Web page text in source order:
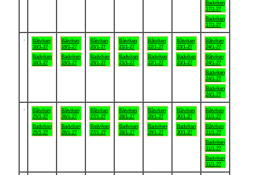
Badviken
17/1-27
Badviken
17/1-27
Båtviken
18/1-27
Badviken
18/1-27
Båtviken
19/1-27
Badviken
19/1-27
Båtviken
20/1-27
Badviken
20/1-27
Båtviken
21/1-27
Badviken
21/1-27
Båtviken
22/1-27
Badviken
22/1-27
Båtviken
23/1-27
Badviken
23/1-27
Båtviken
24/1-27
Båtviken
24/1-27
Badviken
24/1-27
Badviken
24/1-27
Båtviken
25/1-27
Badviken
25/1-27
Båtviken
26/1-27
Badviken
26/1-27
Båtviken
27/1-27
Badviken
27/1-27
Båtviken
28/1-27
Badviken
28/1-27
Båtviken
29/1-27
Badviken
29/1-27
Båtviken
30/1-27
Badviken
30/1-27
Båtviken
31/1-27
Båtviken
31/1-27
Badviken
31/1-27
Badviken
31/1-27